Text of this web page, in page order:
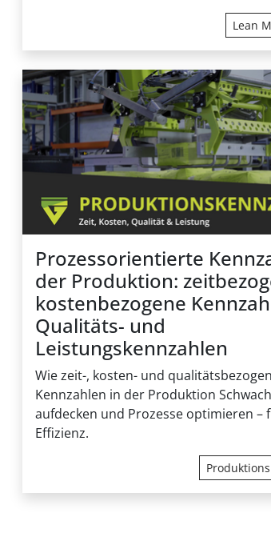
Lean
Prozessorientierte
der Produktion:
kostenbezogene
Qualitäts- und
Leistungskennzahlen
Wie zeit-, kosten- und
Kennzahlen in der Produktion
aufdecken und Prozesse optimieren –
Effizienz.